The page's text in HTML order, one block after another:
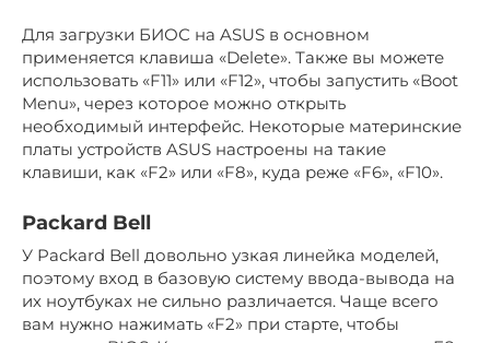
Для загрузки БИОС на ASUS в основном
применяется клавиша «Delete». Также вы можете
использовать «F11» или «F12», чтобы запустить «Boot
Menu», через которое можно открыть
необходимый интерфейс. Некоторые материнские
платы устройств ASUS настроены на такие
клавиши, как «F2» или «F8», куда реже «F6», «F10».
Packard Bell
У Packard Bell довольно узкая линейка моделей,
поэтому вход в базовую систему ввода-вывода на
их ноутбуках не сильно различается. Чаще всего
вам нужно нажимать «F2» при старте, чтобы